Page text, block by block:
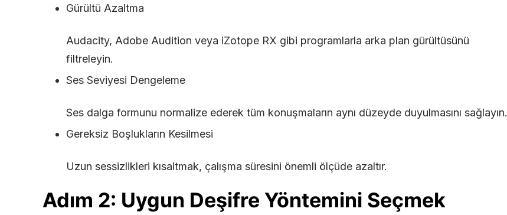
Gürültü Azaltma
Audacity, Adobe Audition veya iZotope RX gibi programlarla arka plan gürültüsünü
filtreleyin.
Ses Seviyesi Dengeleme
Ses dalga formunu normalize ederek tüm konuşmaların aynı düzeyde duyulmasını sağlayın.
Gereksiz Boşlukların Kesilmesi
Uzun sessizlikleri kısaltmak, çalışma süresini önemli ölçüde azaltır.
Adım 2: Uygun Deşifre Yöntemini Seçmek